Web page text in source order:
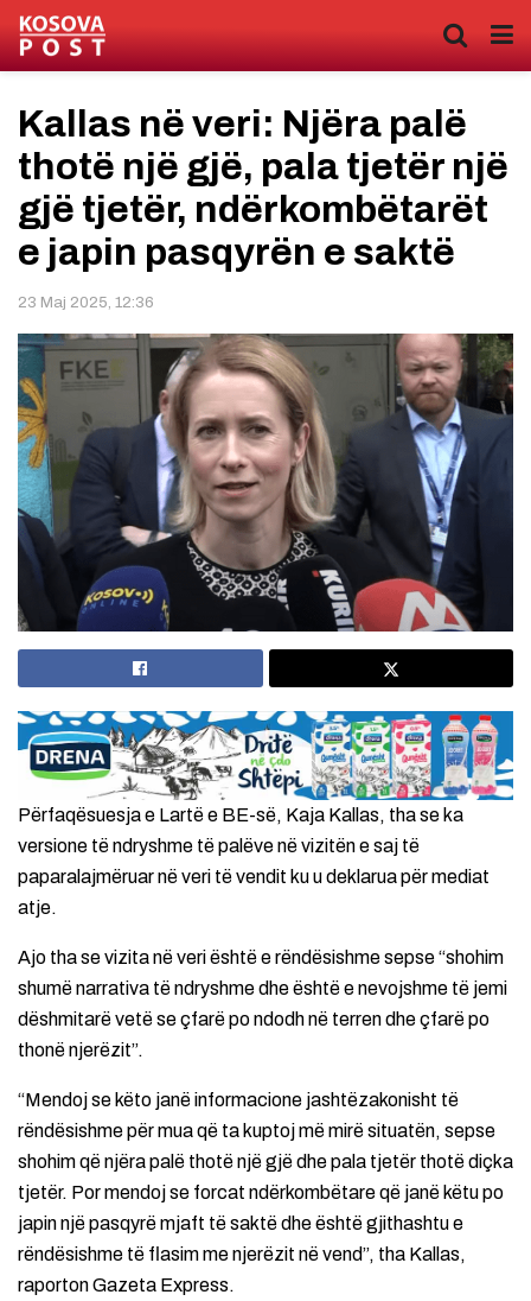
Kallas në veri: Njëra palë
thotë një gjë, pala tjetër një
gjë tjetër, ndërkombëtarët
e japin pasqyrën e saktë
23 Maj 2025, 12:36
Përfaqësuesja e Lartë e BE-së, Kaja Kallas, tha se ka
versione të ndryshme të palëve në vizitën e saj të
paparalajmëruar në veri të vendit ku u deklarua për mediat
atje.
Ajo tha se vizita në veri është e rëndësishme sepse “shohim
shumë narrativa të ndryshme dhe është e nevojshme të jemi
dëshmitarë vetë se çfarë po ndodh në terren dhe çfarë po
thonë njerëzit”.
“Mendoj se këto janë informacione jashtëzakonisht të
rëndësishme për mua që ta kuptoj më mirë situatën, sepse
shohim që njëra palë thotë një gjë dhe pala tjetër thotë diçka
tjetër. Por mendoj se forcat ndërkombëtare që janë këtu po
japin një pasqyrë mjaft të saktë dhe është gjithashtu e
rëndësishme të flasim me njerëzit në vend”, tha Kallas,
raporton Gazeta Express.